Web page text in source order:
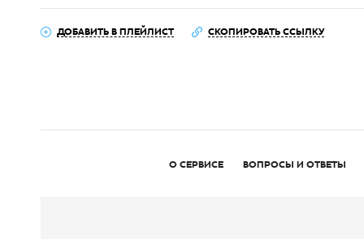
ДОБАВИТЬ В ПЛЕЙЛИСТ СКОПИРОВАТЬ ССЫЛКУ
О СЕРВИСЕ ВОПРОСЫ И ОТВЕТЫ